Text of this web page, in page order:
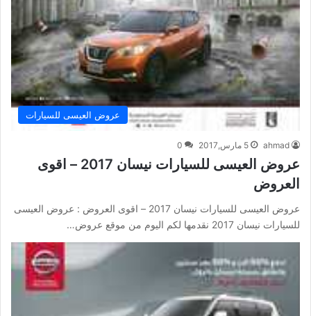
عروض العيسى للسيارات
ahmad 5 مارس,2017 0
عروض العيسى للسيارات نيسان 2017 – اقوى
العروض
عروض العيسى للسيارات نيسان 2017 – اقوى العروض : عروض العيسى
للسيارات نيسان 2017 نقدمها لكم اليوم من موقع عروض…